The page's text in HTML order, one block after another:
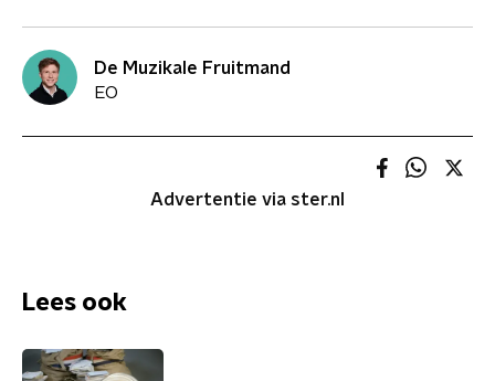
De Muzikale Fruitmand
EO
Advertentie via ster.nl
Lees ook